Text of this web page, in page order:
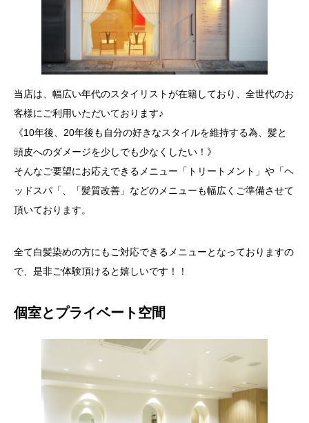
当店は、幅広い年代のスタイリストが在籍しており、全世代のお
客様にご利用いただいております♪
《10年後、20年後も自分の好きなスタイルを維持する為、髪と
頭皮へのダメージを少しでも少なくしたい！》
そんなご要望にお応えできるメニュー「トリートメント」や「ヘ
ッドスパ「、「髪質改善」などのメニューも幅広くご準備させて
頂いております。
全て白髪染めの方にもご対応できるメニューとなっておりますの
で、是非ご体験頂けると嬉しいです！！
個室とプライベート空間